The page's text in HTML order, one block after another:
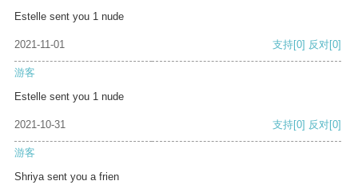
Estelle sent you 1 nude
2021-11-01 支持[0] 反对[0]
游客
Estelle sent you 1 nude
2021-10-31 支持[0] 反对[0]
游客
Shriya sent you a frien